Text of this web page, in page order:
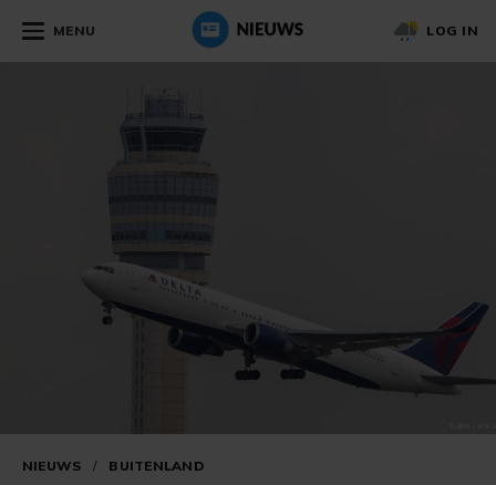
MENU LOG IN
NIEUWS / BUITENLAND